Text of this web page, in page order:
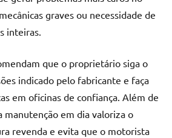
graves ou necessidade de
inteiras.
que o proprietário siga o
indicado pelo fabricante e faça
em oficinas de confiança. Além de
manutenção em dia valoriza o
revenda e evita que o motorista